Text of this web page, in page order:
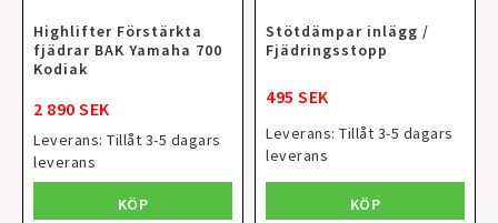
Highlifter Förstärkta
fjädrar BAK Yamaha 700
Kodiak
2 890 SEK
Leverans: Tillåt 3-5 dagars
leverans
KÖP
Stötdämpar inlägg /
Fjädringsstopp
495 SEK
Leverans: Tillåt 3-5 dagars
leverans
KÖP